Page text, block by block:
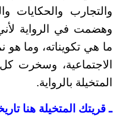
والتجارب والحكايات
وهضمت في الرواية
ما هي تكويناته، وما هو
الاجتماعية، وسخرت
المتخيلة بالرواية.
ـ قريتك المتخيلة هنا